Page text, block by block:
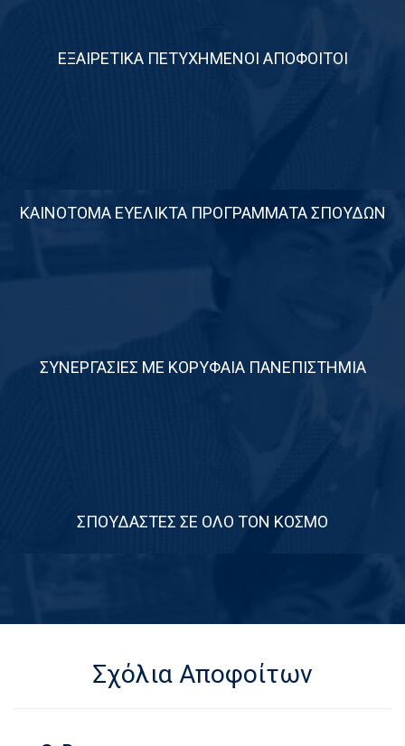
ΕΞΑΙΡΕΤΙΚΑ ΠΕΤΥΧΗΜΕΝΟΙ ΑΠΟΦΟΙΤΟΙ
ΚΑΙΝΟΤΟΜΑ ΕΥΕΛΙΚΤΑ ΠΡΟΓΡΑΜΜΑΤΑ ΣΠΟΥΔΩΝ
ΣΥΝΕΡΓΑΣΙΕΣ ΜΕ ΚΟΡΥΦΑΙΑ ΠΑΝΕΠΙΣΤΗΜΙΑ
ΣΠΟΥΔΑΣΤΕΣ ΣΕ ΟΛΟ ΤΟΝ ΚΟΣΜΟ
Σχόλια Αποφοίτων